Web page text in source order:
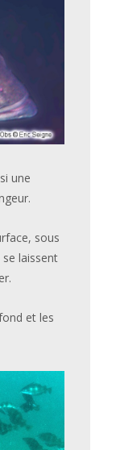
une
sous
laissent
et les